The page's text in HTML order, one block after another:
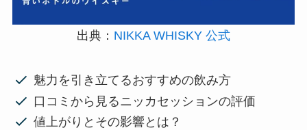
出典： NIKKA WHISKY 公式
魅力を引き立てるおすすめの飲み方
口コミから見るニッカセッションの評価
値上がりとその影響とは？